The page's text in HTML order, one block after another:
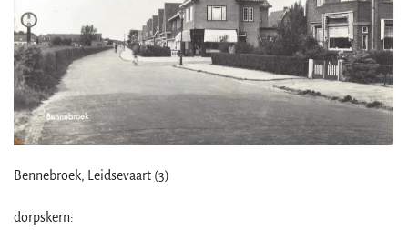
Bennebroek, Leidsevaart (3)
dorpskern: